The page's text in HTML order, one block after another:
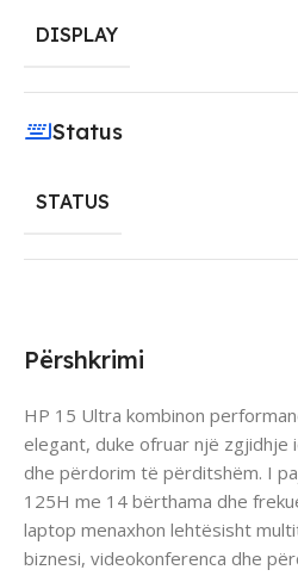
Përshkrimi
HP 15 Ultra kombinon
elegant, duke ofruar një zgjidhje
dhe përdorim të përditshëm. I
125H me 14 bërthama dhe
laptop menaxhon lehtësisht
biznesi, videokonferenca dhe
DISPLAY
Status
STATUS